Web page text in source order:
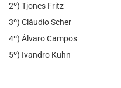
2º) Tjones Fritz
3º) Cláudio Scher
4º) Álvaro Campos
5º) Ivandro Kuhn